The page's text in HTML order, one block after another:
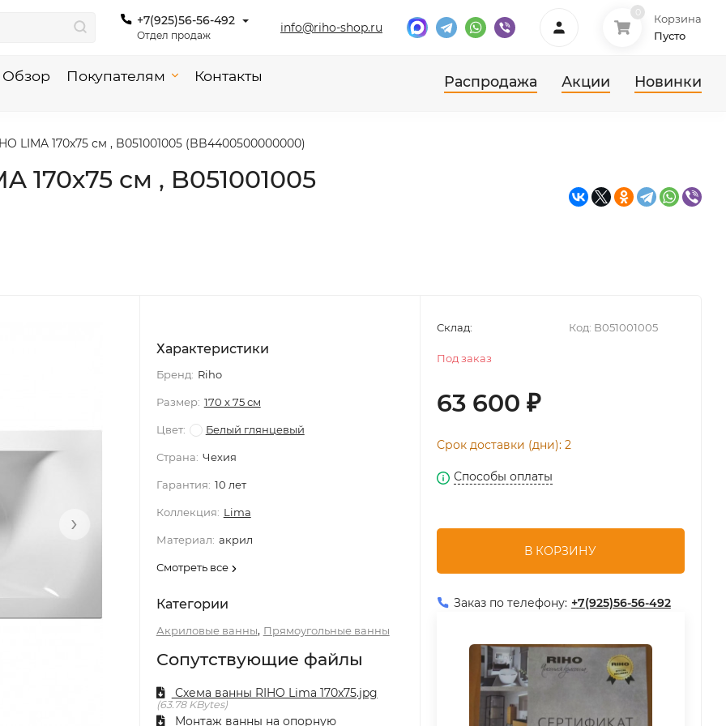
+7(925)56-56-492
Отдел продаж
info@riho-shop.ru
Корзина
Пусто
Обзор Покупателям Контакты Распродажа Акции Новинки
LIMA 170х75 см , B051001005 (BB4400500000000)
170х75 см , B051001005
›
Характеристики
Бренд: Riho
Размер: 170 x 75 см
Цвет: Белый глянцевый
Страна: Чехия
Гарантия: 10 лет
Коллекция: Lima
Материал: акрил
Смотреть все
Категории
Акриловые ванны, Прямоугольные ванны
Сопутствующие файлы
Схема ванны RIHO Lima 170x75.jpg
63.78 KBytes
Монтаж ванны на опорную
Код: B051001005
Склад:
Под заказ
63 600 ₽
Срок доставки (дни): 2
Способы оплаты
В КОРЗИНУ
Заказ по телефону: +7(925)56-56-492